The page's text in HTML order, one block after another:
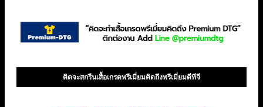
คิดจะสกรีนเสื้อเกรดพรีเมี่ยมคิดถึงพรีเมี่ยมดีทีจี